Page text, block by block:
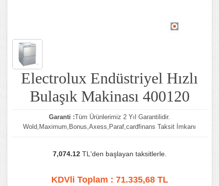
Electrolux Endüstriyel Hızlı
Bulaşık Makinası 400120
Garanti :Tüm Ürünlerimiz 2 Yıl Garantilidir.
Wold,Maximum,Bonus,Axess,Paraf,cardfinans Taksit İmkanı
7,074.12TL'den başlayan taksitlerle.
KDVli Toplam : 71.335,68TL